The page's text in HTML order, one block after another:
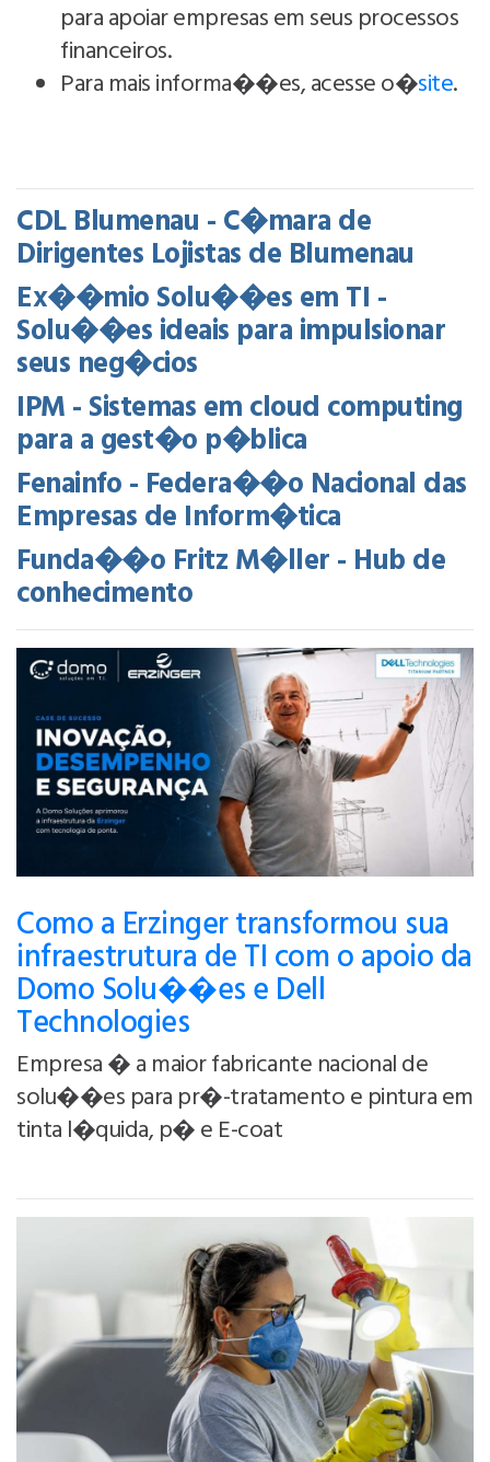
para apoiar empresas em seus processos
financeiros.
Para mais informa��es, acesse o�site.
CDL Blumenau - C�mara de
Dirigentes Lojistas de Blumenau
Ex��mio Solu��es em TI -
Solu��es ideais para impulsionar
seus neg�cios
IPM - Sistemas em cloud computing
para a gest�o p�blica
Fenainfo - Federa��o Nacional das
Empresas de Inform�tica
Funda��o Fritz M�ller - Hub de
conhecimento
Como a Erzinger transformou sua
infraestrutura de TI com o apoio da
Domo Solu��es e Dell
Technologies
Empresa � a maior fabricante nacional de
solu��es para pr�-tratamento e pintura em
tinta l�quida, p� e E-coat